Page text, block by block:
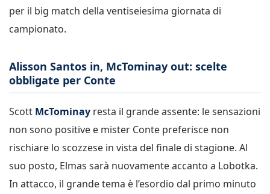
per il big match della ventiseiesima giornata di
campionato.
Alisson Santos in, McTominay out: scelte
obbligate per Conte
Scott McTominay resta il grande assente: le sensazioni
non sono positive e mister Conte preferisce non
rischiare lo scozzese in vista del finale di stagione. Al
suo posto, Elmas sarà nuovamente accanto a Lobotka.
In attacco, il grande tema è l’esordio dal primo minuto